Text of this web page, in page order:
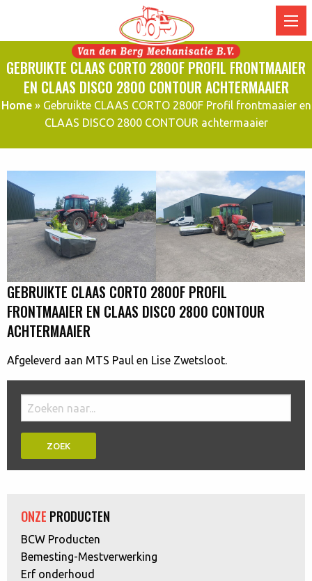
GEBRUIKTE CLAAS CORTO 2800F PROFIL FRONTMAAIER
EN CLAAS DISCO 2800 CONTOUR ACHTERMAAIER
Home» Gebruikte CLAAS CORTO 2800F Profil frontmaaier en
CLAAS DISCO 2800 CONTOUR achtermaaier
GEBRUIKTE CLAAS CORTO 2800F PROFIL
FRONTMAAIER EN CLAAS DISCO 2800 CONTOUR
ACHTERMAAIER
Afgeleverd aan MTS Paul en Lise Zwetsloot.
Doorzoek
de
website:
ONZE PRODUCTEN
BCW Producten
Bemesting-Mestverwerking
Erf onderhoud